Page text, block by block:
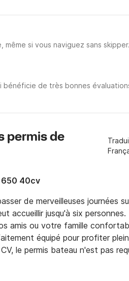
si vous naviguez sans skipper.
bénéficie de très bonnes
permis de
650 40cv
de merveilleuses journées
accueillir jusqu'à six
amis ou votre famille
équipé pour profiter
le permis bateau n'est pas